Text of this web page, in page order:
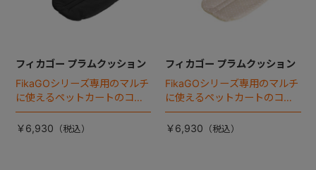
フィカゴー プラムクッション
FikaGOシリーズ専用のマルチ
に使えるペットカートのコー
ナークッション登場。
￥6,930
フィカゴー プラムクッション
FikaGOシリーズ専用のマルチ
に使えるペットカートのコー
ナークッション登場。
￥6,930